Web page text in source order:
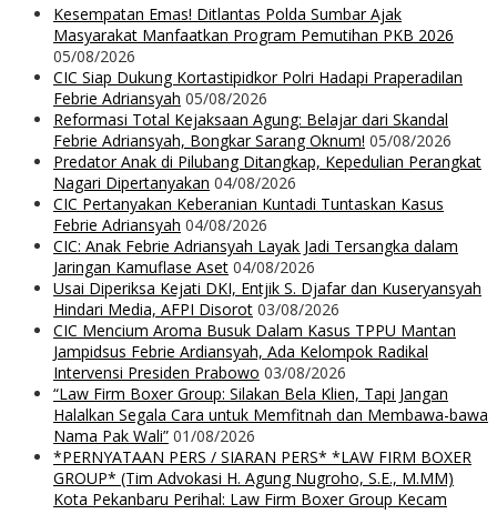
Kesempatan Emas! Ditlantas Polda Sumbar Ajak
Masyarakat Manfaatkan Program Pemutihan PKB 2026
05/08/2026
CIC Siap Dukung Kortastipidkor Polri Hadapi Praperadilan
Febrie Adriansyah 05/08/2026
Reformasi Total Kejaksaan Agung: Belajar dari Skandal
Febrie Adriansyah, Bongkar Sarang Oknum! 05/08/2026
Predator Anak di Pilubang Ditangkap, Kepedulian Perangkat
Nagari Dipertanyakan 04/08/2026
CIC Pertanyakan Keberanian Kuntadi Tuntaskan Kasus
Febrie Adriansyah 04/08/2026
CIC: Anak Febrie Adriansyah Layak Jadi Tersangka dalam
Jaringan Kamuflase Aset 04/08/2026
Usai Diperiksa Kejati DKI, Entjik S. Djafar dan Kuseryansyah
Hindari Media, AFPI Disorot 03/08/2026
CIC Mencium Aroma Busuk Dalam Kasus TPPU Mantan
Jampidsus Febrie Ardiansyah, Ada Kelompok Radikal
Intervensi Presiden Prabowo 03/08/2026
“Law Firm Boxer Group: Silakan Bela Klien, Tapi Jangan
Halalkan Segala Cara untuk Memfitnah dan Membawa-bawa
Nama Pak Wali” 01/08/2026
*PERNYATAAN PERS / SIARAN PERS* *LAW FIRM BOXER
GROUP* (Tim Advokasi H. Agung Nugroho, S.E., M.MM)
Kota Pekanbaru Perihal: Law Firm Boxer Group Kecam